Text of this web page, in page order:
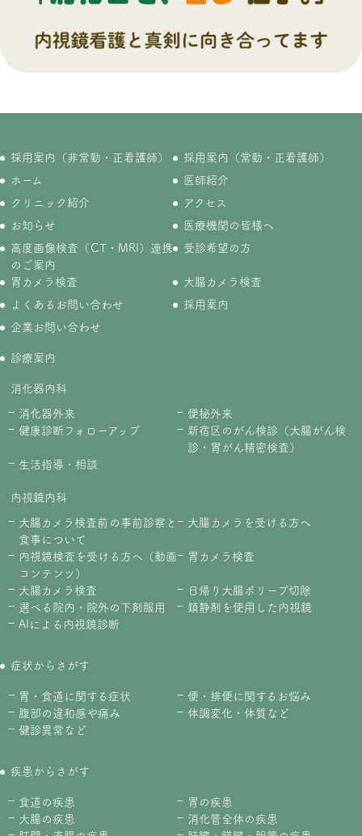
採用案内（非常勤・正看護師）
採用案内（常勤・正看護師）
ホーム
医師紹介
クリニック紹介
アクセス
お知らせ
医療機関の皆様へ
高度画像検査（CT・MRI）連携
のご案内
受診希望の方
胃カメラ検査
大腸カメラ検査
よくあるお問い合わせ
採用案内
企業お問い合わせ
診療案内
消化器内科
消化器外来
便秘外来
健康診断フォローアップ
新宿区のがん検診（大腸がん検
診・胃がん精密検査）
生活指導・相談
内視鏡内科
大腸カメラ検査前の事前診察と
食事について
大腸カメラを受ける方へ
内視鏡検査を受ける方へ（動画
コンテンツ）
胃カメラ検査
大腸カメラ検査
日帰り大腸ポリープ切除
選べる院内・院外の下剤服用
鎮静剤を使用した内視鏡
AIによる内視鏡診断
症状からさがす
胃・食道に関する症状
便・排便に関するお悩み
腹部の違和感や痛み
体調変化・体質など
健診異常など
疾患からさがす
食道の疾患
胃の疾患
大腸の疾患
消化管全体の疾患